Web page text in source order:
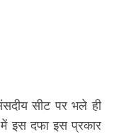
सीट पर भले ही
इस दफा इस प्रकार